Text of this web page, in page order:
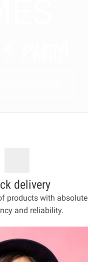
delivery
products with absolute
and reliability.